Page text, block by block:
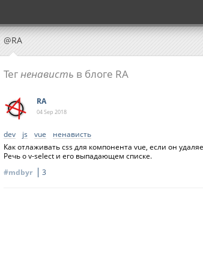
@RA
Тегненависть в блоге RA
RA
04 Sep 2018
dev js vue
ненависть
Как отлаживать css для компонента vue, если он
Речь о v-select и его выпадающем списке.
#mdbyr
3